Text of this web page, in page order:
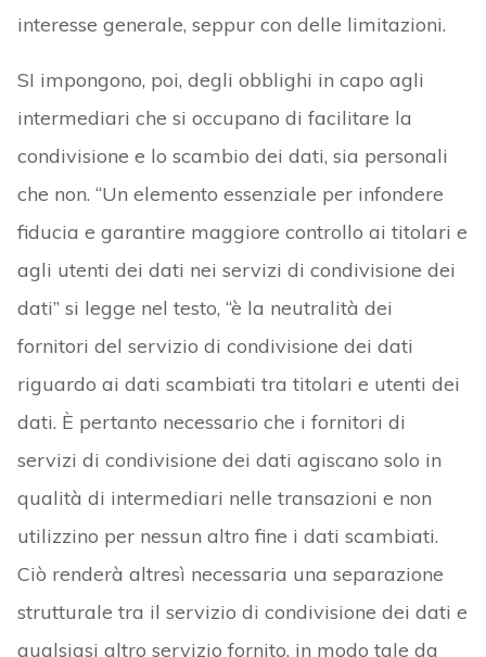
interesse generale, seppur con delle limitazioni.
SI impongono, poi, degli obblighi in capo agli
intermediari che si occupano di facilitare la
condivisione e lo scambio dei dati, sia personali
che non. “Un elemento essenziale per infondere
fiducia e garantire maggiore controllo ai titolari e
agli utenti dei dati nei servizi di condivisione dei
dati” si legge nel testo, “è la neutralità dei
fornitori del servizio di condivisione dei dati
riguardo ai dati scambiati tra titolari e utenti dei
dati. È pertanto necessario che i fornitori di
servizi di condivisione dei dati agiscano solo in
qualità di intermediari nelle transazioni e non
utilizzino per nessun altro fine i dati scambiati.
Ciò renderà altresì necessaria una separazione
strutturale tra il servizio di condivisione dei dati e
qualsiasi altro servizio fornito, in modo tale da